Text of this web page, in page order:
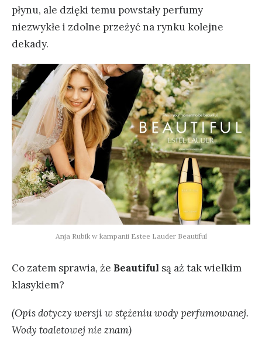
płynu, ale dzięki temu powstały perfumy
niezwykłe i zdolne przeżyć na rynku kolejne
dekady.
Anja Rubik w kampanii Estee Lauder Beautiful
Co zatem sprawia, że Beautiful są aż tak wielkim
klasykiem?
(Opis dotyczy wersji w stężeniu wody perfumowanej.
Wody toaletowej nie znam)